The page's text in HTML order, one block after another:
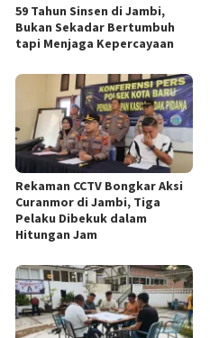
59 Tahun Sinsen di Jambi,
Bukan Sekadar Bertumbuh
tapi Menjaga Kepercayaan
Rekaman CCTV Bongkar Aksi
Curanmor di Jambi, Tiga
Pelaku Dibekuk dalam
Hitungan Jam